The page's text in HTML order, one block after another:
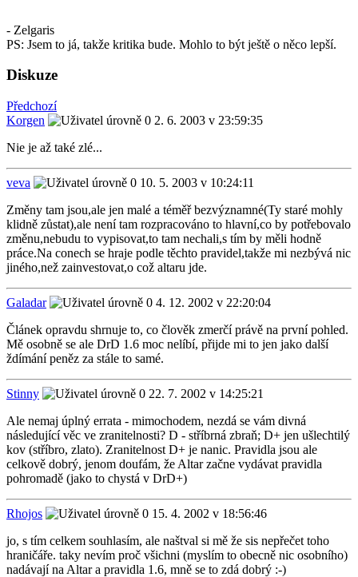
- Zelgaris
PS: Jsem to já, takže kritika bude. Mohlo to být ještě o něco lepší.
Diskuze
Předchozí
Korgen
2. 6. 2003 v 23:59:35
Nie je až také zlé...
veva
10. 5. 2003 v 10:24:11
Změny tam jsou,ale jen malé a téměř bezvýznamné(Ty staré mohly
klidně zůstat),ale není tam rozpracováno to hlavní,co by potřebovalo
změnu,nebudu to vypisovat,to tam nechali,s tím by měli hodně
práce.Na conech se hraje podle těchto pravidel,takže mi nezbývá nic
jiného,než zainvestovat,o což altaru jde.
Galadar
4. 12. 2002 v 22:20:04
Článek opravdu shrnuje to, co člověk zmerčí právě na první pohled.
Mě osobně se ale DrD 1.6 moc nelíbí, přijde mi to jen jako další
ždímání peněz za stále to samé.
Stinny
22. 7. 2002 v 14:25:21
Ale nemaj úplný errata - mimochodem, nezdá se vám divná
následující věc ve zranitelnosti? D - stříbrná zbraň; D+ jen ušlechtilý
kov (stříbro, zlato). Zranitelnost D+ je nanic. Pravidla jsou ale
celkově dobrý, jenom doufám, že Altar začne vydávat pravidla
pohromadě (jako to chystá v DrD+)
Rhojos
15. 4. 2002 v 18:56:46
jo, s tím celkem souhlasím, ale naštval si mě že sis nepřečet toho
hraničáře. taky nevím proč všichni (myslím to obecně nic osobního)
nadávají na Altar a pravidla 1.6, mně se to zdá dobrý :-)